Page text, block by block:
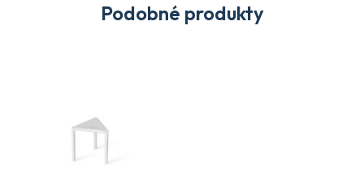
Podobné produkty